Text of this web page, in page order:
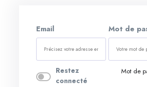
Email Mot de
Restez
connecté
Mot de